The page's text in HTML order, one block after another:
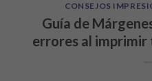
CONSEJOS
Guía de
errores al imprimir